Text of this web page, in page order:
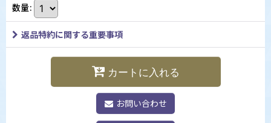
数量:
返品特約に関する重要事項
カートに入れる
お問い合わせ